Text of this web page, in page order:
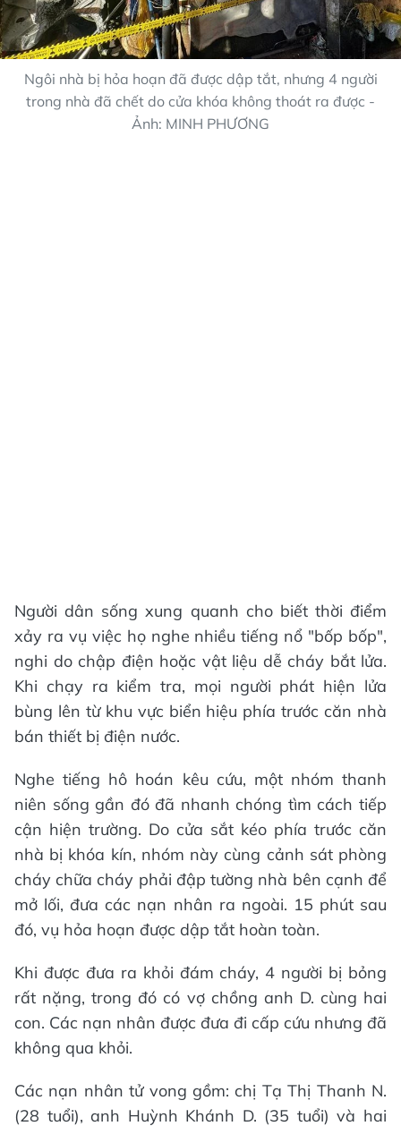
Ngôi nhà bị hỏa hoạn đã được dập tắt, nhưng 4 người
trong nhà đã chết do cửa khóa không thoát ra được -
Ảnh: MINH PHƯƠNG
Người dân sống xung quanh cho biết thời điểm
xảy ra vụ việc họ nghe nhiều tiếng nổ "bốp bốp",
nghi do chập điện hoặc vật liệu dễ cháy bắt lửa.
Khi chạy ra kiểm tra, mọi người phát hiện lửa
bùng lên từ khu vực biển hiệu phía trước căn nhà
bán thiết bị điện nước.
Nghe tiếng hô hoán kêu cứu, một nhóm thanh
niên sống gần đó đã nhanh chóng tìm cách tiếp
cận hiện trường. Do cửa sắt kéo phía trước căn
nhà bị khóa kín, nhóm này cùng cảnh sát phòng
cháy chữa cháy phải đập tường nhà bên cạnh để
mở lối, đưa các nạn nhân ra ngoài. 15 phút sau
đó, vụ hỏa hoạn được dập tắt hoàn toàn.
Khi được đưa ra khỏi đám cháy, 4 người bị bỏng
rất nặng, trong đó có vợ chồng anh D. cùng hai
con. Các nạn nhân được đưa đi cấp cứu nhưng đã
không qua khỏi.
Các nạn nhân tử vong gồm: chị Tạ Thị Thanh N.
(28 tuổi), anh Huỳnh Khánh D. (35 tuổi) và hai